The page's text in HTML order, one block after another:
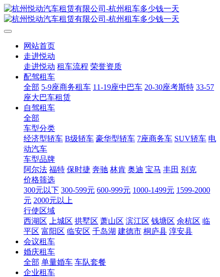
网站首页
走进悦动
走进悦动 租车流程 荣誉资质
配驾租车
全部 5-9座商务租车 11-19座中巴车 20-30座考斯特 33-57
座大巴车租赁
自驾租车
全部
车型分类
经济型轿车 B级轿车 豪华型轿车 7座商务车 SUV轿车 电
动汽车
车型品牌
阿尔法 福特 保时捷 奔驰 林肯 奥迪 宝马 丰田 别克
价格筛选
300元以下 300-599元 600-999元 1000-1499元 1599-2000
元 2000元以上
行使区域
西湖区
上城区 拱墅区 萧山区 滨江区 钱塘区 余杭区 临
平区 富阳区 临安区 千岛湖 建德市 桐庐县 淳安县
会议租车
婚庆租车
全部 单量婚车 车队套餐
企业租车